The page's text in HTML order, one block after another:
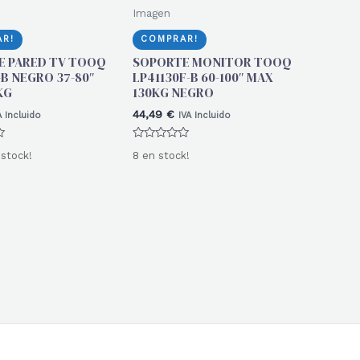
PARED TV TOOQ
NEGRO 37-80″
Incluido
stock!
Imagen
COMPRAR!
SOPORTE MONITOR TOOQ
LP41130F-B 60-100″ MAX
130KG NEGRO
44,49€ IVA Incluido
con
8 en stock!